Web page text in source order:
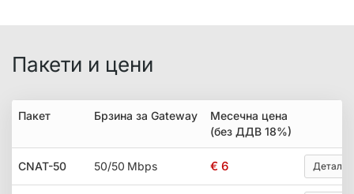
Пакети и цени
Пакет Брзина за Gateway
Месечна цена
(без ДДВ 18%)
CNAT-50 50/50 Mbps € 6 Детали